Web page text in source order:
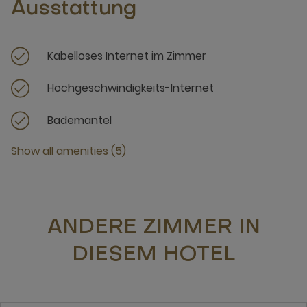
Ausstattung
Kabelloses Internet im Zimmer
Hochgeschwindigkeits-Internet
Bademantel
Show all amenities (5)
ANDERE ZIMMER IN
DIESEM HOTEL